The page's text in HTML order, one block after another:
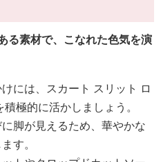
る素材で、こなれた色気を演
には、スカート スリット ロ
極的に活かしましょう。
脚が見えるため、華やかな
す。